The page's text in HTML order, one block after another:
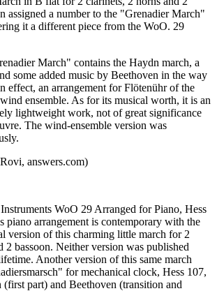
assigned a number to the "Grenadier March"
it a different piece from the WoO. 29
March" contains the Haydn march, a
some added music by Beethoven in the way
effect, an arrangement for Flötenühr of the
ensemble. As for its musical worth, it is an
lightweight work, not of great significance
The wind-ensemble version was
answers.com)
WoO 29 Arranged for Piano, Hess
piano arrangement is contemporary with the
version of this charming little march for 2
2 bassoon. Neither version was published
Another version of this same march
for mechanical clock, Hess 107,
part) and Beethoven (transition and